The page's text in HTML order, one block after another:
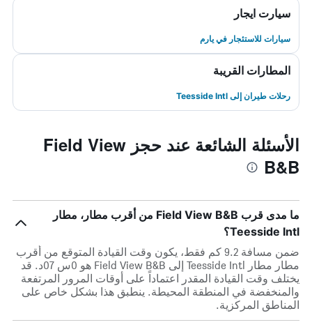
سيارت ايجار
سيارات للاستئجار في يارم
المطارات القريبة
رحلات طيران إلى Teesside Intl
الأسئلة الشائعة عند حجز Field View
B&B
ما مدى قرب Field View B&B من أقرب مطار، مطار
Teesside Intl؟
ضمن مسافة 9.2 كم فقط، يكون وقت القيادة المتوقع من أقرب
مطار مطار Teesside Intl إلى Field View B&B هو 0س 07د. قد
يختلف وقت القيادة المقدر اعتماداً على أوقات المرور المرتفعة
والمنخفضة في المنطقة المحيطة. ينطبق هذا بشكل خاص على
المناطق المركزية.